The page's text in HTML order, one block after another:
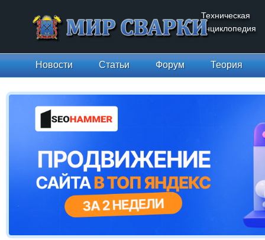
Техническая
энциклопедия
Новости Статьи Форум Теория